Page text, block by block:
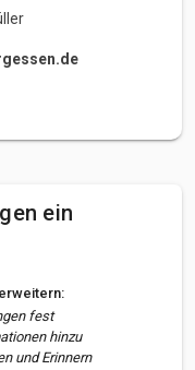
ein
fest
hinzu
und Erinnern